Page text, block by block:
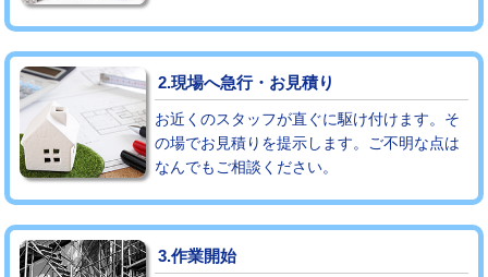
モルタル補修（厚さ10㎝超え） 38,500円
追加人工 16,500円
廃棄・処分 現場見積
※給水管工事は20mmまでの価格です。
2.現場へ急行・お見積り
お近くのスタッフが直ぐに駆け付けます。そ
の場でお見積りを提示します。ご不明な点は
なんでもご相談ください。
3.作業開始